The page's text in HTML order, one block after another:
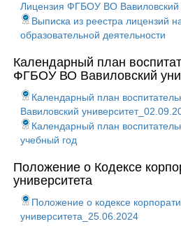
Лицензия ФГБОУ ВО Вавиловский
Выписка из реестра лицензий
образовательной деятельности
Календарный план
ФГБОУ ВО Вавиловский
Календарный план
Вавиловский
Календарный план
учебный год
Положение о Кодексе
университета
Положение о кодексе
университета_25.06.2024